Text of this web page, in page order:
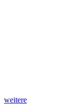
weitere